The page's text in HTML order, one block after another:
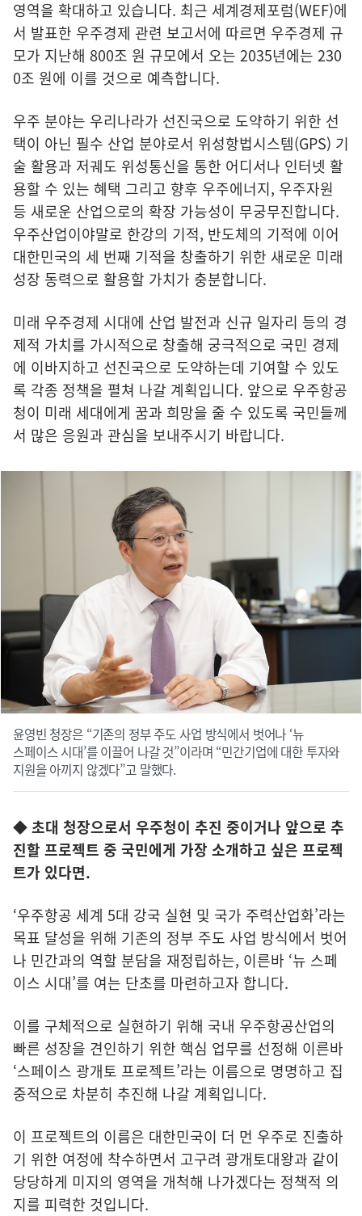
영역을 확대하고 있습니다. 최근 세계경제포럼(WEF)에
서 발표한 우주경제 관련 보고서에 따르면 우주경제 규
모가 지난해 800조 원 규모에서 오는 2035년에는 230
0조 원에 이를 것으로 예측합니다.
우주 분야는 우리나라가 선진국으로 도약하기 위한 선
택이 아닌 필수 산업 분야로서 위성항법시스템(GPS) 기
술 활용과 저궤도 위성통신을 통한 어디서나 인터넷 활
용할 수 있는 혜택 그리고 향후 우주에너지, 우주자원
등 새로운 산업으로의 확장 가능성이 무궁무진합니다.
우주산업이야말로 한강의 기적, 반도체의 기적에 이어
대한민국의 세 번째 기적을 창출하기 위한 새로운 미래
성장 동력으로 활용할 가치가 충분합니다.
미래 우주경제 시대에 산업 발전과 신규 일자리 등의 경
제적 가치를 가시적으로 창출해 궁극적으로 국민 경제
에 이바지하고 선진국으로 도약하는데 기여할 수 있도
록 각종 정책을 펼쳐 나갈 계획입니다. 앞으로 우주항공
청이 미래 세대에게 꿈과 희망을 줄 수 있도록 국민들께
서 많은 응원과 관심을 보내주시기 바랍니다.
윤영빈 청장은 “기존의 정부 주도 사업 방식에서 벗어나 ‘뉴
스페이스 시대’를 이끌어 나갈 것”이라며 “민간기업에 대한 투자와
지원을 아끼지 않겠다”고 말했다.
◆ 초대 청장으로서 우주청이 추진 중이거나 앞으로 추
진할 프로젝트 중 국민에게 가장 소개하고 싶은 프로젝
트가 있다면.
‘우주항공 세계 5대 강국 실현 및 국가 주력산업화’라는
목표 달성을 위해 기존의 정부 주도 사업 방식에서 벗어
나 민간과의 역할 분담을 재정립하는, 이른바 ‘뉴 스페
이스 시대’를 여는 단초를 마련하고자 합니다.
이를 구체적으로 실현하기 위해 국내 우주항공산업의
빠른 성장을 견인하기 위한 핵심 업무를 선정해 이른바
‘스페이스 광개토 프로젝트’라는 이름으로 명명하고 집
중적으로 차분히 추진해 나갈 계획입니다.
이 프로젝트의 이름은 대한민국이 더 먼 우주로 진출하
기 위한 여정에 착수하면서 고구려 광개토대왕과 같이
당당하게 미지의 영역을 개척해 나가겠다는 정책적 의
지를 피력한 것입니다.